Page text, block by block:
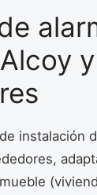
y
instalación